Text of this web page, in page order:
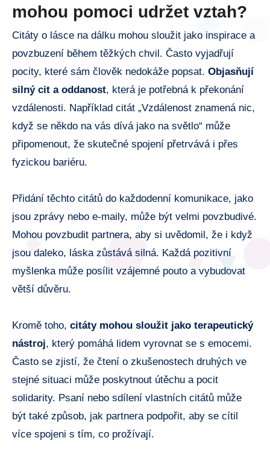
mohou pomoci udržet vztah?
Citáty o lásce na dálku mohou sloužit jako inspirace a
povzbuzení během těžkých chvil. Často vyjadřují
pocity, které sám člověk nedokáže popsat. Objasňují
silný cit a oddanost, která je potřebná k překonání
vzdálenosti. Například citát „Vzdálenost znamená nic,
když se někdo na vás dívá jako na světlo“ může
připomenout, že skutečné spojení přetrvává i přes
fyzickou bariéru.
Přidání těchto citátů do každodenní komunikace, jako
jsou zprávy nebo e-maily, může být velmi povzbudivé.
Mohou povzbudit partnera, aby si uvědomil, že i když
jsou daleko, láska zůstává silná. Každá pozitivní
myšlenka může posílit vzájemné pouto a vybudovat
větší důvěru.
Kromě toho, citáty mohou sloužit jako terapeutický
nástroj, který pomáhá lidem vyrovnat se s emocemi.
Často se zjistí, že čtení o zkušenostech druhých ve
stejné situaci může poskytnout útěchu a pocit
solidarity. Psaní nebo sdílení vlastních citátů může
být také způsob, jak partnera podpořit, aby se cítil
více spojeni s tím, co prožívají.